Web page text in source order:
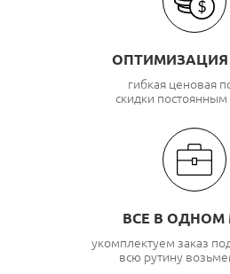
ОПТИМИЗАЦИЯ
гибкая ценовая
скидки
ВСЕ В ОДНОМ
укомплектуем заказ
всю рутину